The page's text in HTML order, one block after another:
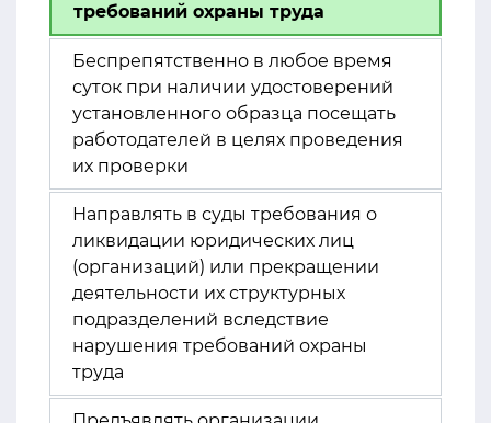
требований охраны труда
Беспрепятственно в любое время
суток при наличии удостоверений
установленного образца посещать
работодателей в целях проведения
их проверки
Направлять в суды требования о
ликвидации юридических лиц
(организаций) или прекращении
деятельности их структурных
подразделений вследствие
нарушения требований охраны
труда